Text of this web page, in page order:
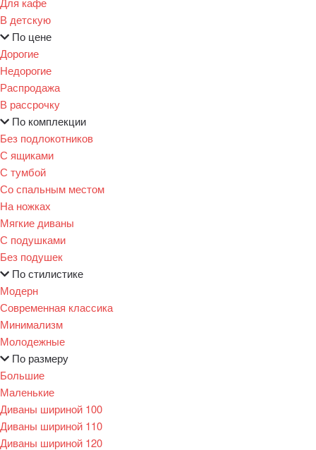
В детскую
По цене
Дорогие
Недорогие
Распродажа
В рассрочку
По комплекции
Без подлокотников
С ящиками
С тумбой
Со спальным местом
На ножках
Мягкие диваны
С подушками
Без подушек
По стилистике
Модерн
Современная классика
Минимализм
Молодежные
По размеру
Большие
Маленькие
Диваны шириной 100
Диваны шириной 110
Диваны шириной 120